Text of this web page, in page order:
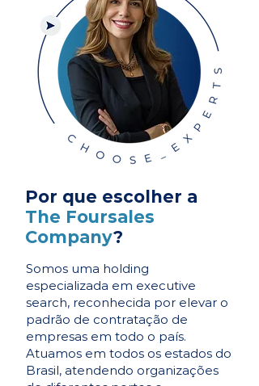
Por que escolher a
The Foursales
Company?
Somos uma holding
especializada em executive
search, reconhecida por elevar o
padrão de contratação de
empresas em todo o país.
Atuamos em todos os estados do
Brasil, atendendo organizações